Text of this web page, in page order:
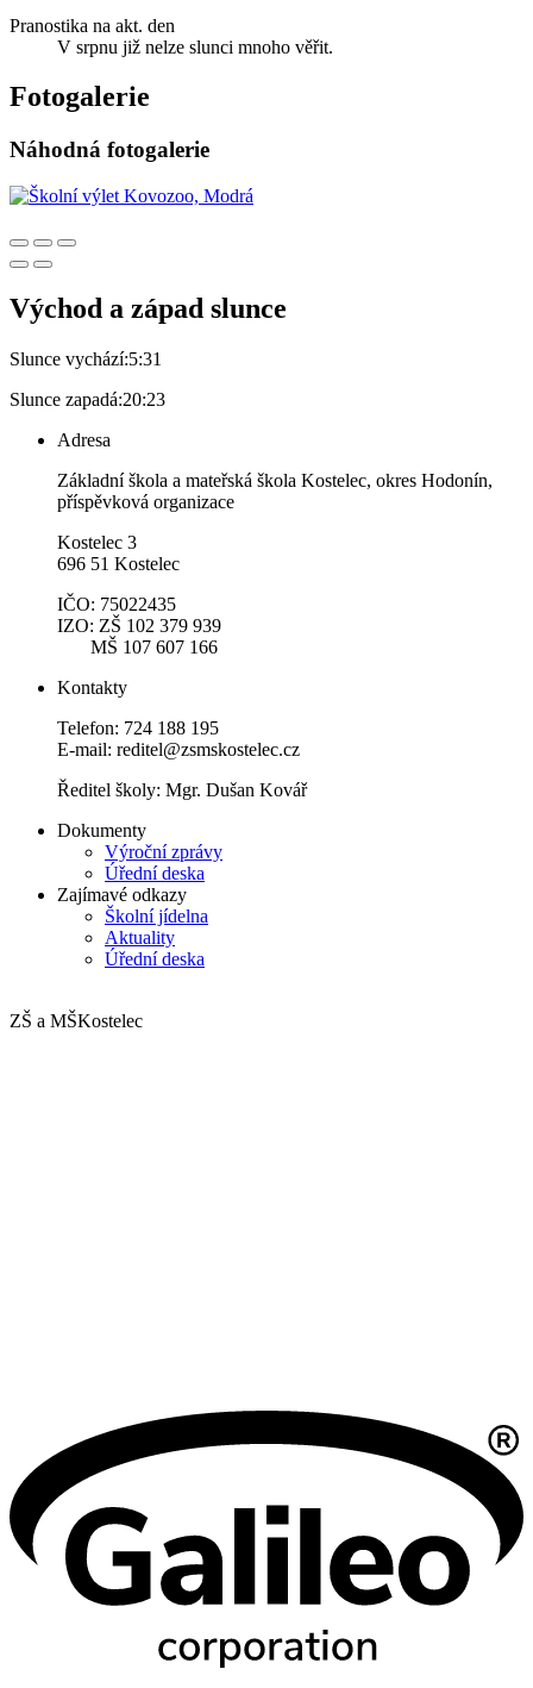
Pranostika na akt. den
V srpnu již nelze slunci mnoho věřit.
Fotogalerie
Náhodná fotogalerie
Východ a západ slunce
Slunce vychází:5:31
Slunce zapadá:20:23
Adresa
Základní škola a mateřská škola Kostelec, okres Hodonín,
příspěvková organizace
Kostelec 3
696 51 Kostelec
IČO: 75022435
IZO: ZŠ 102 379 939
MŠ 107 607 166
Kontakty
Telefon: 724 188 195
E-mail: reditel@zsmskostelec.cz
Ředitel školy: Mgr. Dušan Kovář
Dokumenty
Výroční zprávy
Úřední deska
Zajímavé odkazy
Školní jídelna
Aktuality
Úřední deska
ZŠ a MŠKostelec